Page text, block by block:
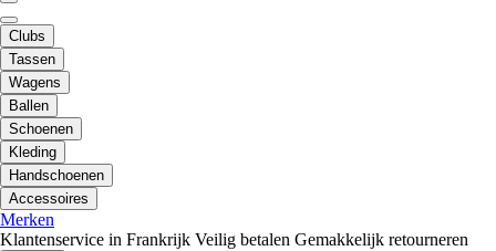
Clubs
Tassen
Wagens
Ballen
Schoenen
Kleding
Handschoenen
Accessoires
Merken
Klantenservice in Frankrijk Veilig betalen Gemakkelijk retourneren